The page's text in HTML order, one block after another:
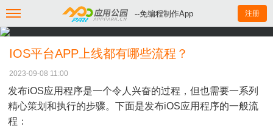
--免编程制作App 注册
IOS平台APP上线都有哪些流程？
2023-09-08 11:00
发布iOS应用程序是一个令人兴奋的过程，但也需要一系列
精心策划和执行的步骤。下面是发布iOS应用程序的一般流
程：